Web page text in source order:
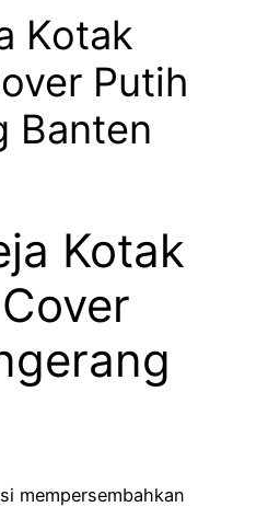
Kotak
Putih
Banten
Kotak
mempersembahkan